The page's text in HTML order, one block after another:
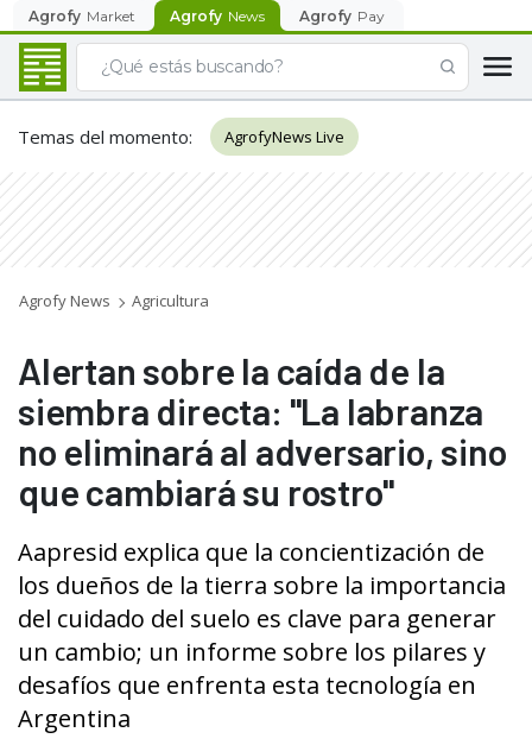
Agrofy Market Agrofy News Agrofy Pay
Temas del momento: AgrofyNews Live
Agrofy News Agricultura
Alertan sobre la caída de la
siembra directa: "La labranza
no eliminará al adversario, sino
que cambiará su rostro"
Aapresid explica que la concientización de
los dueños de la tierra sobre la importancia
del cuidado del suelo es clave para generar
un cambio; un informe sobre los pilares y
desafíos que enfrenta esta tecnología en
Argentina